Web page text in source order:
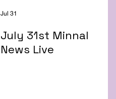
July 31st Minnal
News Live
Jul 31